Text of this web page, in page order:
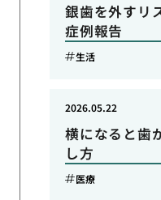
銀歯を外すリ
症例報告
生活
横になると歯
し方
2026.05.22
医療